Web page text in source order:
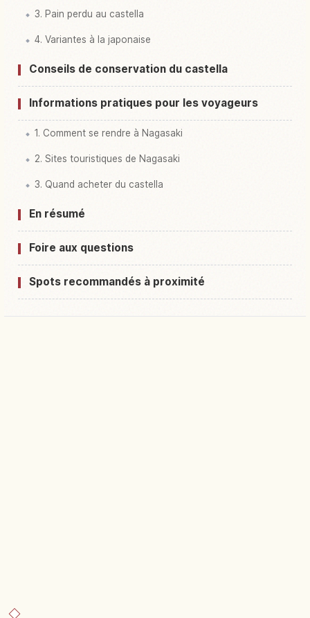
3. Pain perdu au castella
4. Variantes à la japonaise
Conseils de conservation du castella
Informations pratiques pour les voyageurs
1. Comment se rendre à Nagasaki
2. Sites touristiques de Nagasaki
3. Quand acheter du castella
En résumé
Foire aux questions
Spots recommandés à proximité